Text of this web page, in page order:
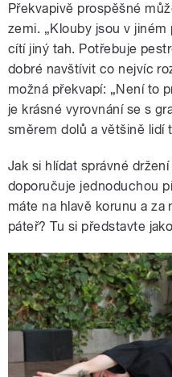
Překvapivě prospěšné
zemi. „Klouby jsou v
cítí jiný tah. Potřebuje
dobré navštívit co nejvíc
možná překvapí: „Není to
je krásné vyrovnání se s
směrem dolů a většině lidí
Jak si hlídat správné
doporučuje jednoduchou
máte na hlavě korunu a
páteř? Tu si představte